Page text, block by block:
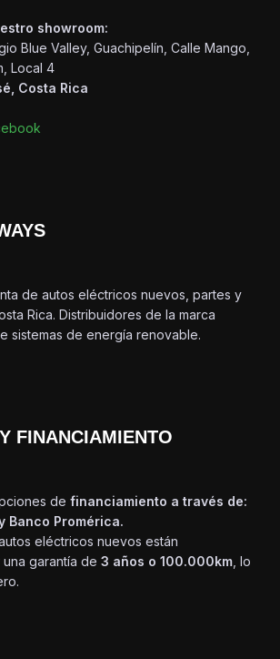
showroom:
Blue Valley, Guachipelín, Calle Mango,
Local 4
Costa Rica
de autos eléctricos nuevos, partes y
Rica. Distribuidores de la marca
sistemas de energía renovable.
FINANCIAMIENTO
de financiamiento a través de:
Banco Promérica.
eléctricos nuevos están
garantía de 3 años o 100.000km , lo